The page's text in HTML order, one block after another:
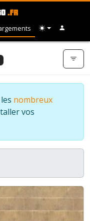
nombreux
vos